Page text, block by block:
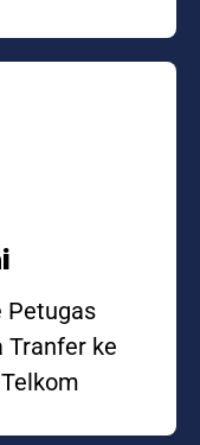
Petugas
Tranfer ke